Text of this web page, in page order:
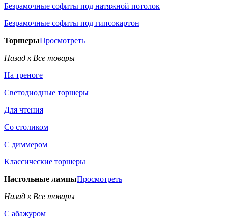
Безрамочные софиты под натяжной потолок
Безрамочные софиты под гипсокартон
ТоршерыПросмотреть
Назад к Все товары
На треноге
Светодиодные торшеры
Для чтения
Со столиком
С диммером
Классические торшеры
Настольные лампыПросмотреть
Назад к Все товары
С абажуром